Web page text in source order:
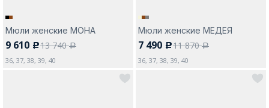
Да, все верно Изменить город
Мюли женские МОНА
9 610 c13 740a
36, 37, 38, 39, 40
Мюли женские МЕДЕЯ
7 490 c11 870a
36, 37, 38, 39, 40